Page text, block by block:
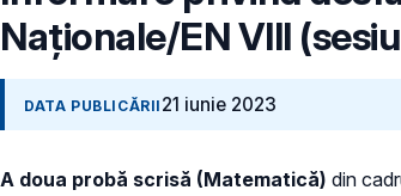
Naționale/EN VIII
DATA PUBLICĂRII 21 iunie 2023
A doua probă scrisă (Matematică) din